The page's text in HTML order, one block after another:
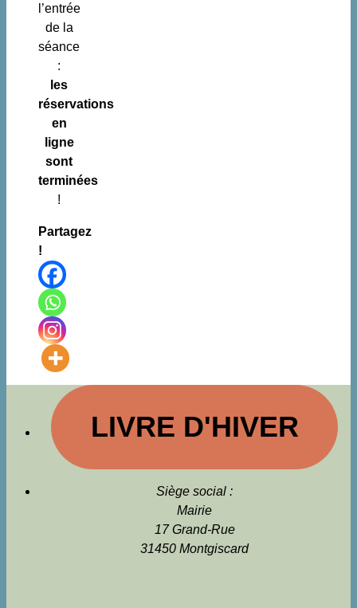
l’entrée
de la
séance
:
les
réservations
en
ligne
sont
terminées
!
Partagez
!
LIVRE D'HIVER
Siège social :
Mairie
17 Grand-Rue
31450 Montgiscard